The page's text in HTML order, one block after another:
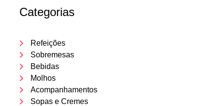
Categorias
Refeições
Sobremesas
Bebidas
Molhos
Acompanhamentos
Sopas e Cremes